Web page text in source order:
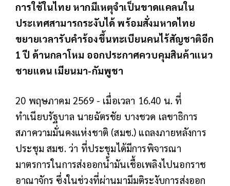
การใช้ในไทย หากมีเหตุจำเป็นขาดแคลนใน
ประเทศสามารถระงับได้ พร้อมสั่งมหาดไทย
ขยายเวลารับคำร้องขึ้นทะเบียนคนไร้สัญชาติอีก
1 ปี ด้านกลาโหม ออกประกาศควบคุมสินค้าแนว
ชายแดน เมียนมา-กัมพูชา
20 พฤษภาคม 2569 - เมื่อเวลา 16.40 น. ที่
ทำเนียบรัฐบาล นายฉัตรชัย บางชวด เลขาธิการ
สภาความมั่นคงแห่งชาติ (สมช.) แถลงภายหลังการ
ประชุม สมช. ว่า ที่ประชุมได้มีการพิจารณา
มาตรการในการส่งออกน้ำมันเชื้อเพลิงไปนอกราช
อาณาจักร ซึ่งในช่วงที่ผ่านมามีมติระงับการส่งออก